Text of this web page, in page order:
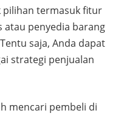
pilihan termasuk fitur
atau penyedia barang
saja, Anda dapat
strategi penjualan
mencari pembeli di